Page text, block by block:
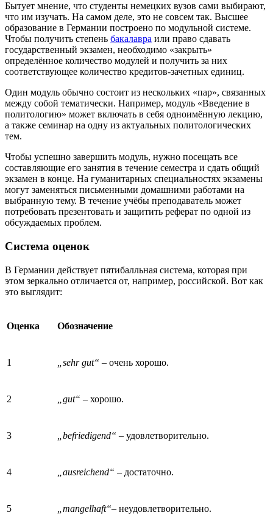
Бытует мнение, что студенты немецких вузов сами выбирают,
что им изучать. На самом деле, это не совсем так. Высшее
образование в Германии построено по модульной системе.
Чтобы получить степень бакалавра или право сдавать
государственный экзамен, необходимо «закрыть»
определённое количество модулей и получить за них
соответствующее количество кредитов-зачетных единиц.
Один модуль обычно состоит из нескольких «пар», связанных
между собой тематически. Например, модуль «Введение в
политологию» может включать в себя одноимённую лекцию,
а также семинар на одну из актуальных политологических
тем.
Чтобы успешно завершить модуль, нужно посещать все
составляющие его занятия в течение семестра и сдать общий
экзамен в конце. На гуманитарных специальностях экзамены
могут заменяться письменными домашними работами на
выбранную тему. В течение учёбы преподаватель может
потребовать презентовать и защитить реферат по одной из
обсуждаемых проблем.
Система оценок
В Германии действует пятибалльная система, которая при
этом зеркально отличается от, например, российской. Вот как
это выглядит:
Оценка Обозначение
1 „sehr gut“ – очень хорошо.
2 „gut“ – хорошо.
3 „befriedigend“ – удовлетворительно.
4 „ausreichend“ – достаточно.
5 „mangelhaft“– неудовлетворительно.